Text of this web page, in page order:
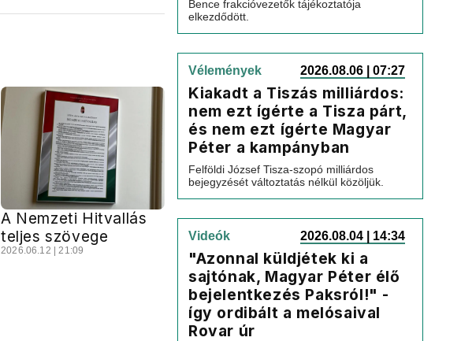
A Nemzeti Hitvallás
teljes szövege
2026.06.12 | 21:09
Bence frakcióvezetők tájékoztatója
elkezdődött.
Vélemények 2026.08.06 | 07:27
Kiakadt a Tiszás milliárdos:
nem ezt ígérte a Tisza párt,
és nem ezt ígérte Magyar
Péter a kampányban
Felföldi József Tisza-szopó milliárdos
bejegyzését változtatás nélkül közöljük.
Videók 2026.08.04 | 14:34
"Azonnal küldjétek ki a
sajtónak, Magyar Péter élő
bejelentkezés Paksról!" -
így ordibált a melósaival
Rovar úr